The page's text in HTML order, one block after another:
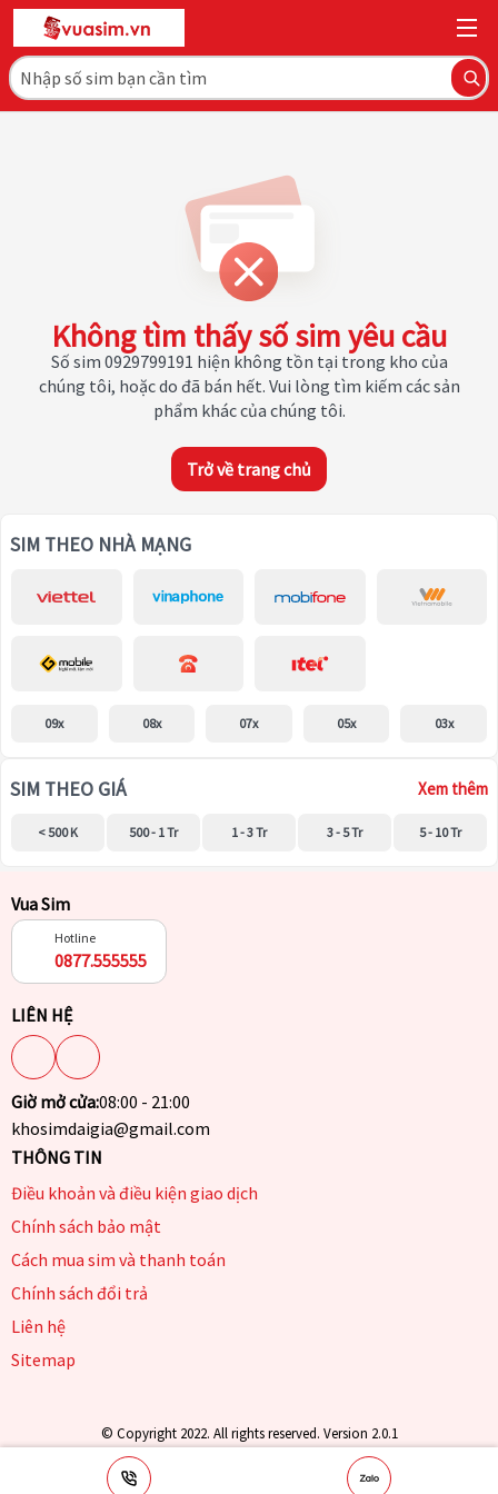
Không tìm thấy số sim yêu cầu
Số sim 0929799191 hiện không tồn tại trong kho của
chúng tôi, hoặc do đã bán hết. Vui lòng tìm kiếm các sản
phẩm khác của chúng tôi.
Trở về trang chủ
SIM THEO NHÀ MẠNG
09x 08x 07x 05x 03x
SIM THEO GIÁ Xem thêm
< 500 K 500 - 1 Tr 1 - 3 Tr 3 - 5 Tr 5 - 10 Tr
Vua Sim
Hotline
0877.555555
LIÊN HỆ
Giờ mở cửa:08:00 - 21:00
khosimdaigia@gmail.com
THÔNG TIN
Điều khoản và điều kiện giao dịch
Chính sách bảo mật
Cách mua sim và thanh toán
Chính sách đổi trả
Liên hệ
Sitemap
© Copyright 2022. All rights reserved. Version 2.0.1